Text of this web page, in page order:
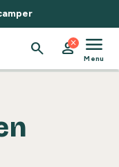
search person
close menu
Menu